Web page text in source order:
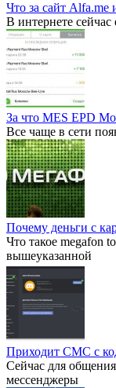
Что за сайт Alfa.me
В интернете сейчас
За что MES EPD
Все чаще в сети
Почему деньги с
Что такое megafon
вышеуказанной
Приходит СМС с
Сейчас для
мессенджеры